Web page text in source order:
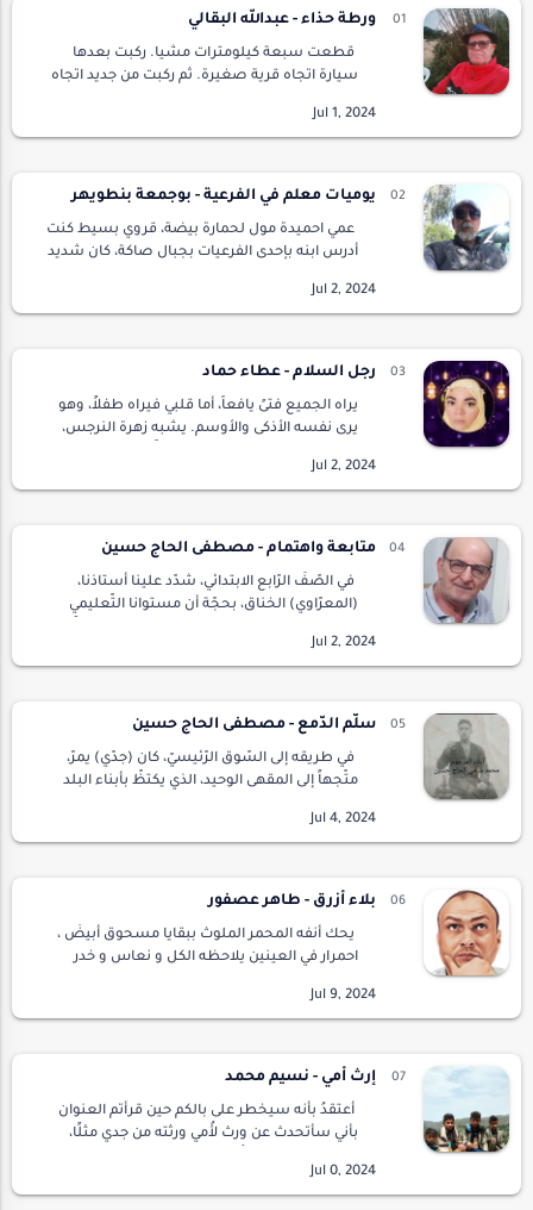
ورطة حذاء - عبدالله البقالي
قطعت سبعة كيلومترات مشيا. ركبت بعدها
سيارة اتجاه قرية صغيرة. ثم ركبت من جديد اتجاه
من البنك.البنك كان حديث البناء. وجاج فخم ، و
اطار…
يوميات معلم في الفرعية - بوجمعة بنطويهر
عمي احميدة مول لحمارة بيضة، قروي بسيط كنت
أدرس ابنه بإحدى الفرعيات بجبال صاكة، كان شديد
كان يقول : المخزن بحال العافية، لكنه كان كر…
رجل السلام - عطاء حماد
يراه الجميع فتىً يافعاً، أما قلبي فيراه طفلاً، وهو
يرى نفسه الأذكى والأوسم. يشبه زهرة النرجس،
حِيّله وألاعيبه.أما أنا أرى فيه تاريخاً ط…
متابعة واهتمام - مصطفى الحاج حسين
في الصّفّ الرّابع الابتدائي، شدّد علينا أستاذنا،
(المعرّاوي) الخناق، بحجّة أن مستوانا التّعليمي
مبرحاً، على تقصيرنا، لعدم حفظنا…
سلّم الدّمع - مصطفى الحاج حسين
في طريقه إلى السّوق الرّئيسيّ، كان (جدّي) يمرّ،
متّجهاً إلى المقهى الوحيد، الذي يكتظّ بأبناء البلد
يرتاحون ، ويشربون الشّاي، ويلعبون …
بلاء أزرق - طاهر عصفور
يحك أنفه المحمر الملوث ببقايا مسحوق أبيضَ ،
احمرار في العينين يلاحظه الكل و نعاس و خدر
م…
إرث أُمي - نسيم محمد
أعتقدُ بأنه سيخطر على بالكم حين قرأتم العنوان
بأني سأتحدث عن ورث لأُمي ورثته من جدي مثلًا،
محدودٌ جدًا حول هذهِ القوقعة التي حبستنا…